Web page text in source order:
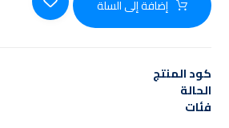
إضافة إلى السلة
كود المنتج
الحالة
فئات